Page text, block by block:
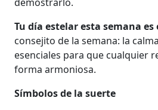
demostrarlo.
Tu día estelar esta semana es
consejito de la semana: la
esenciales para que cualquier
forma armoniosa.
Símbolos de la suerte